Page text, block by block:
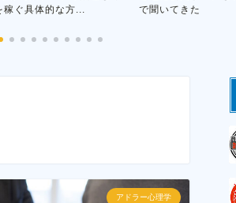
た
行った話
アドラー心理学